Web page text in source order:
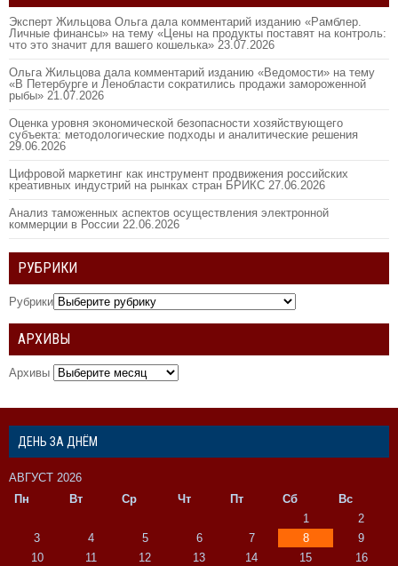
Эксперт Жильцова Ольга дала комментарий изданию «Рамблер.
Личные финансы» на тему «Цены на продукты поставят на контроль:
что это значит для вашего кошелька» 23.07.2026
Ольга Жильцова дала комментарий изданию «Ведомости» на тему
«В Петербурге и Ленобласти сократились продажи замороженной
рыбы» 21.07.2026
Оценка уровня экономической безопасности хозяйствующего
субъекта: методологические подходы и аналитические решения
29.06.2026
Цифровой маркетинг как инструмент продвижения российских
креативных индустрий на рынках стран БРИКС 27.06.2026
Анализ таможенных аспектов осуществления электронной
коммерции в России 22.06.2026
РУБРИКИ
Рубрики
АРХИВЫ
Архивы
ДЕНЬ ЗА ДНЁМ
АВГУСТ 2026
Пн
Вт Ср Чт Пт Сб
Вс
1
2
3
4 5 6 7 8
9
10
11 12 13 14 15
16